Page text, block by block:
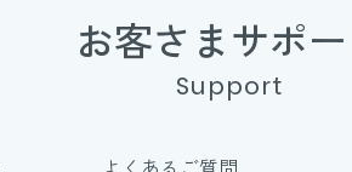
お客さまサポ
Support